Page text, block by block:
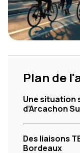
Plan de
Une situation
d’Arcachon
Des liaisons
Bordeaux